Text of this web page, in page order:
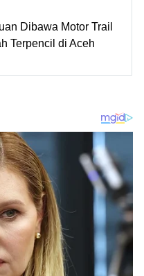
Dibawa Motor Trail
Terpencil di Aceh